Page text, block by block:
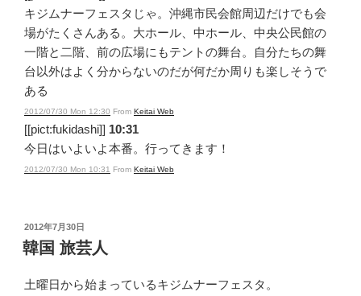
キジムナーフェスタじゃ。沖縄市民会館周辺だけでも会
場がたくさんある。大ホール、中ホール、中央公民館の
一階と二階、前の広場にもテントの舞台。自分たちの舞
台以外はよく分からないのだが何だか周りも楽しそうで
ある
2012/07/30 Mon 12:30 From Keitai Web
[[pict:fukidashi]] 10:31
今日はいよいよ本番。行ってきます！
2012/07/30 Mon 10:31 From Keitai Web
投
稿
日:
2012年7月30日
韓国 旅芸人
土曜日から始まっているキジムナーフェスタ。